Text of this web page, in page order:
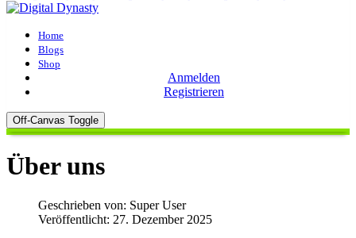
Home
Blogs
Shop
Anmelden
Registrieren
Off-Canvas Toggle
Über uns
Geschrieben von: Super User
Veröffentlicht: 27. Dezember 2025